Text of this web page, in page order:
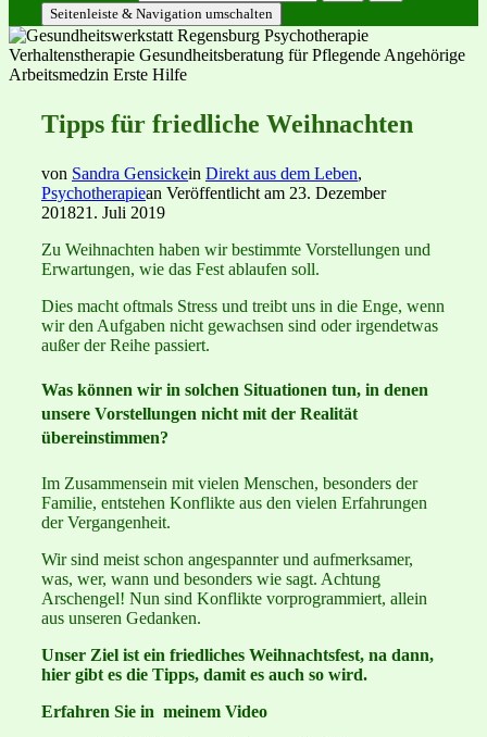
Seitenleiste & Navigation umschalten
Tipps für friedliche Weihnachten
von Sandra Gensickein Direkt aus dem Leben,
Psychotherapiean Veröffentlicht am 23. Dezember
201821. Juli 2019
Zu Weihnachten haben wir bestimmte Vorstellungen und
Erwartungen, wie das Fest ablaufen soll.
Dies macht oftmals Stress und treibt uns in die Enge, wenn
wir den Aufgaben nicht gewachsen sind oder irgendetwas
außer der Reihe passiert.
Was können wir in solchen Situationen tun, in denen
unsere Vorstellungen nicht mit der Realität
übereinstimmen?
Im Zusammensein mit vielen Menschen, besonders der
Familie, entstehen Konflikte aus den vielen Erfahrungen
der Vergangenheit.
Wir sind meist schon angespannter und aufmerksamer,
was, wer, wann und besonders wie sagt. Achtung
Arschengel! Nun sind Konflikte vorprogrammiert, allein
aus unseren Gedanken.
Unser Ziel ist ein friedliches Weihnachtsfest, na dann,
hier gibt es die Tipps, damit es auch so wird.
Erfahren Sie in meinem Video